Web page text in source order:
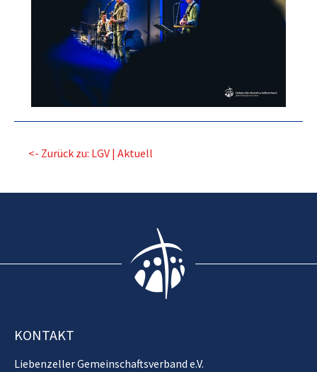
<- Zurück zu: LGV | Aktuell
KONTAKT
Liebenzeller Gemeinschaftsverband e.V.